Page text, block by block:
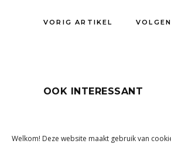
Welkom! Deze website maakt gebruik van
VORIG ARTIKEL
OOK INTERESSANT